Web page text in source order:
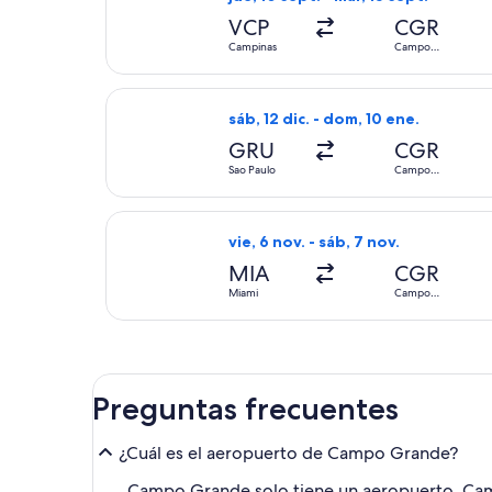
VCP
Campinas
CGR
Campo
sáb, 12 dic. - dom, 10 ene.
GRU
Sao Paulo
CGR
Campo
Seleccionar vuelo de LATAM
vie, 6 nov. - sáb, 7 nov.
MIA
Miami
CGR
Campo
Seleccionar vuelo de Copa, con
Preguntas frecuentes
¿Cuál es el aeropuerto de Campo Grande?